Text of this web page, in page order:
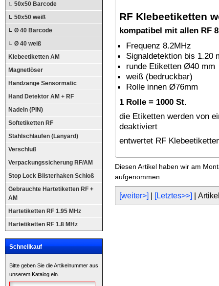
50x50 Barcode
50x50 weiß
Ø 40 Barcode
Ø 40 weiß
Klebeetiketten AM
Magnetlöser
Handzange Sensormatic
Hand Detektor AM + RF
Nadeln (PIN)
Softetiketten RF
Stahlschlaufen (Lanyard)
Verschluß
Verpackungssicherung RF/AM
Stop Lock Blisterhaken Schloß
Gebrauchte Hartetiketten RF +
AM
Hartetiketten RF 1.95 MHz
Hartetiketten RF 1.8 MHz
Schnellkauf
Bitte geben Sie die Artikelnummer aus
unserem Katalog ein.
RF Klebeetiketten
kompatibel mit allen RF
Frequenz 8.2MHz
Signaldetektion bis 1.20
runde Etiketten Ø40 mm
weiß (bedruckbar)
Rolle innen Ø76mm
1 Rolle = 1000 St.
die Etiketten werden von
deaktiviert
entwertet RF
Diesen Artikel haben wir am
aufgenommen.
[weiter>] [Letztes>>] |